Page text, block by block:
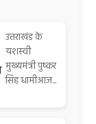
उत्तराखंड के
यशस्वी
मुख्यमंत्री पुष्कर
सिंह धामीआज...